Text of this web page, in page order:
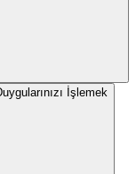
İşlemek